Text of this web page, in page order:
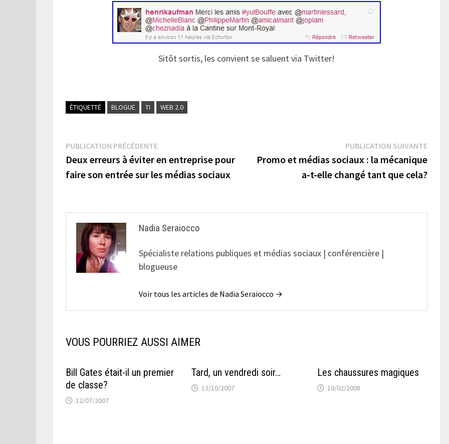
Sitôt sortis, les convient se saluent via Twitter!
ÉTIQUETTÉ BLOGUE TI WEB 2.0
Navigation
de
PUBLICATION PRÉCÉDENTEPublication
précédente :
Deux erreurs à éviter en entreprise pour
faire son entrée sur les médias sociaux
PUBLICATION SUIVANTE
Promo et médias sociaux : la mécanique
a-t-elle changé tant que cela?
Nadia Seraiocco
Spécialiste relations publiques et médias sociaux | conférencière |
blogueuse
Voir tous les articles de Nadia Seraiocco →
VOUS POURRIEZ AUSSI AIMER
Bill Gates était-il un premier
de classe?
12/07/2007
Tard, un vendredi soir…
13/10/2007
Les chaussures magiques
10/02/2008